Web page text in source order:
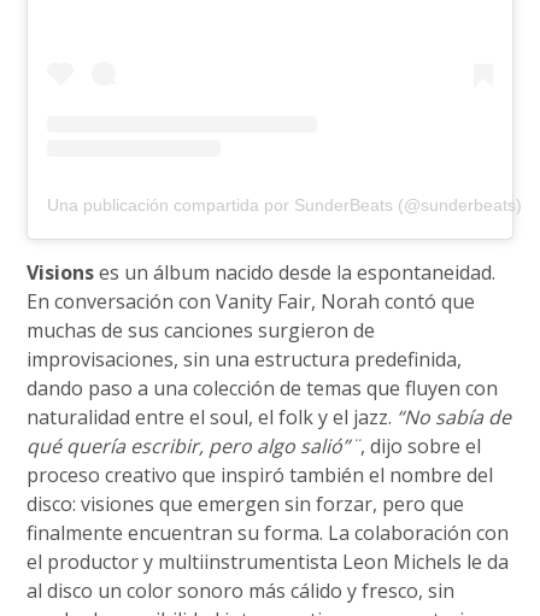
Una publicación compartida por SunderBeats (@sunderbeats)
Visionses un álbum nacido desde la espontaneidad.
En conversación con Vanity Fair, Norah contó que
muchas de sus canciones surgieron de
improvisaciones, sin una estructura predefinida,
dando paso a una colección de temas que fluyen con
naturalidad entre el soul, el folk y el jazz. “No sabía de
qué quería escribir, pero algo salió”¨, dijo sobre el
proceso creativo que inspiró también el nombre del
disco: visiones que emergen sin forzar, pero que
finalmente encuentran su forma. La colaboración con
el productor y multiinstrumentista Leon Michels le da
al disco un color sonoro más cálido y fresco, sin